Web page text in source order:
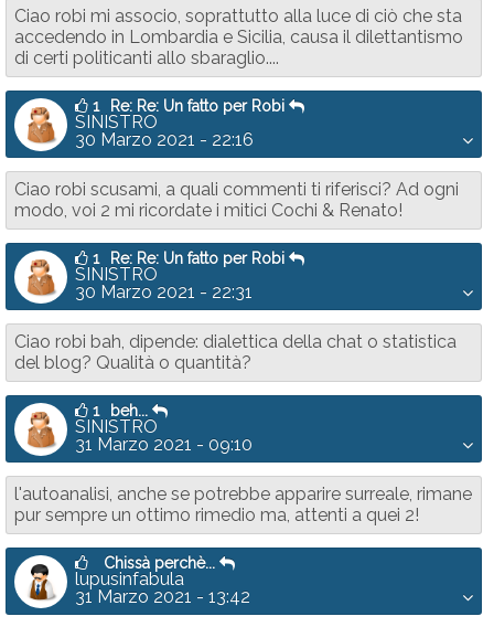
Ciao robi mi associo, soprattutto alla luce di ciò che sta
accedendo in Lombardia e Sicilia, causa il dilettantismo
di certi politicanti allo sbaraglio....
1 Re: Re: Un fatto per Robi
SINISTRO
30 Marzo 2021 - 22:16
Ciao robi scusami, a quali commenti ti riferisci? Ad ogni
modo, voi 2 mi ricordate i mitici Cochi & Renato!
1 Re: Re: Un fatto per Robi
SINISTRO
30 Marzo 2021 - 22:31
Ciao robi bah, dipende: dialettica della chat o statistica
del blog? Qualità o quantità?
1 beh...
SINISTRO
31 Marzo 2021 - 09:10
l'autoanalisi, anche se potrebbe apparire surreale, rimane
pur sempre un ottimo rimedio ma, attenti a quei 2!
Chissà perchè...
lupusinfabula
31 Marzo 2021 - 13:42